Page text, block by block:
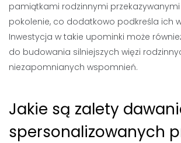
pamiątkami rodzinnymi
pokolenie, co dodatkowo podkreśla ich
Inwestycja w takie upominki może
do budowania silniejszych więzi
niezapomnianych wspomnień.
Jakie są zalety
spersonalizowanych